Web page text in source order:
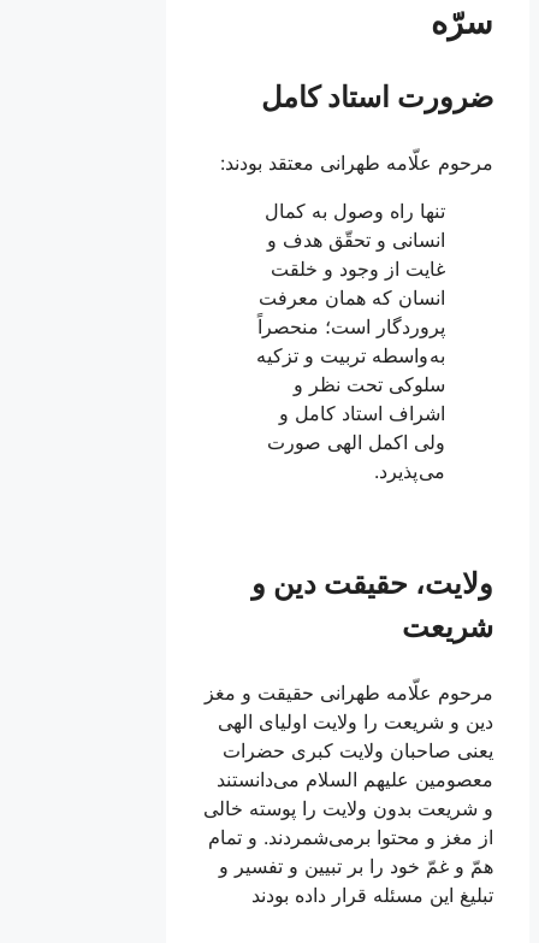
سرّه
ضرورت استاد کامل
مرحوم علّامه طهرانى معتقد بودند:
تنها راه وصول به کمال
انسانی و تحقّق هدف و
غایت از وجود و خلقت
انسان که همان معرفت
پروردگار است؛ منحصراً
به واسطه تربیت و تزکیه
سلوکی تحت نظر و
اشراف استاد کامل و
ولی اکمل الهی صورت
می پذیرد.
ولایت، حقیقت دین و
شریعت
مرحوم علّامه طهرانى حقيقت و مغز
دين و شريعت را ولايت اولياى الهى
يعنى صاحبان ولايت كبرى حضرات
معصومين علیهم السلام می‏‌دانستند
و شريعت بدون ولايت را پوسته خالى
از مغز و محتوا برمی‌شمردند. و تمام
همّ و غمّ خود را بر تبيين و تفسير و
تبليغ اين مسئله قرار داده بودند